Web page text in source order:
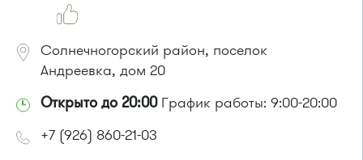
Солнечногорский район, поселок
Андреевка, дом 20
Открыто до 20:00График работы: 9:00-20:00
+7 (926) 860-21-03